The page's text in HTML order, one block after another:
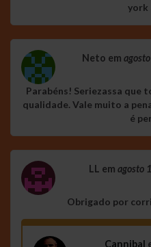
york
Neto em
Parabéns! Seriezassa que
qualidade. Vale muito a
é
LL em agosto
Obrigado por
Cannibal